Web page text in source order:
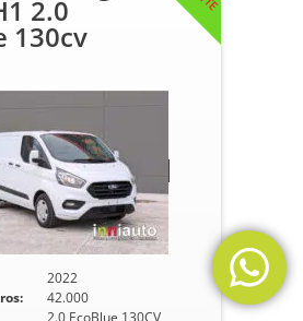
2.0
130cv
2022
42.000
2.0 EcoBlue 130CV